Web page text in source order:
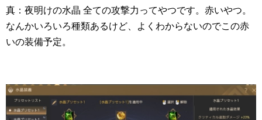
真：夜明けの水晶 全ての攻撃力ってやつです。赤いやつ。
なんかいろいろ種類あるけど、よくわからないのでこの赤
いの装備予定。